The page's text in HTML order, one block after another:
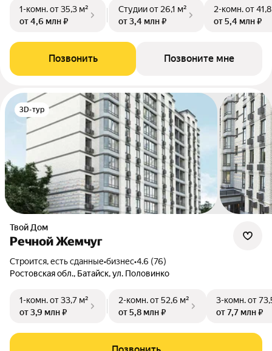
1-комн.от 35,3 м²
от 4,6 млн ₽
Студииот 26,1 м²
от 3,4 млн ₽
2-комн.от
от 5,4 млн ₽
Позвонить Позвоните мне
3D-тур
Твой Дом
Речной Жемчуг
Строится, есть сданные•бизнес•4.6 (76)
Ростовская обл., Батайск, ул. Половинко
1-комн.от 33,7 м²
от 3,9 млн ₽
2-комн.от 52,6 м²
от 5,8 млн ₽
3-комн.от
от 7,7 млн ₽